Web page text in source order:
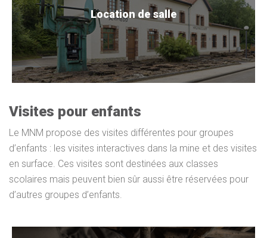
Location de salle
Visites pour enfants
Le MNM propose des visites différentes pour groupes
d’enfants : les visites interactives dans la mine et des visites
en surface. Ces visites sont destinées aux classes
scolaires mais peuvent bien sûr aussi être réservées pour
d’autres groupes d’enfants.